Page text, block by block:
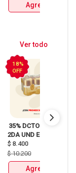
Agregar
Ver todo
18%
OFF
35% DCTO EN LA
2DA UND EN
CERVEZA CLUB
COLOMBIA LATA
X330ml
$ 8.400
$10.200
Agregar